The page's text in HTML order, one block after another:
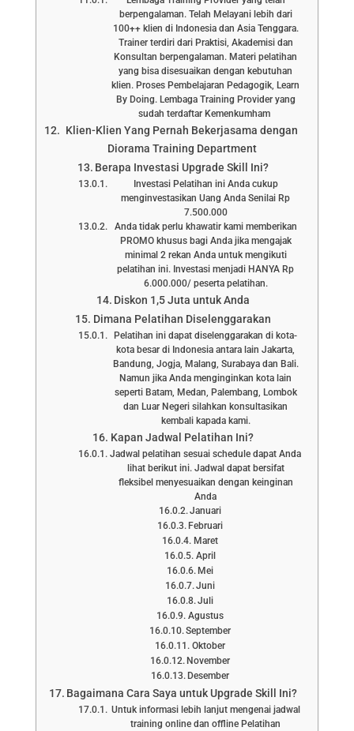
berpengalaman. Telah Melayani lebih dari
100++ klien di Indonesia dan Asia Tenggara.
Trainer terdiri dari Praktisi, Akademisi dan
Konsultan berpengalaman. Materi pelatihan
yang bisa disesuaikan dengan kebutuhan
klien. Proses Pembelajaran Pedagogik, Learn
By Doing. Lembaga Training Provider yang
sudah terdaftar Kemenkumham
Klien-Klien Yang Pernah Bekerjasama dengan
Diorama Training Department
Berapa Investasi Upgrade Skill Ini?
Investasi Pelatihan ini Anda cukup
menginvestasikan Uang Anda Senilai Rp
7.500.000
Anda tidak perlu khawatir kami memberikan
PROMO khusus bagi Anda jika mengajak
minimal 2 rekan Anda untuk mengikuti
pelatihan ini. Investasi menjadi HANYA Rp
6.000.000/ peserta pelatihan.
Diskon 1,5 Juta untuk Anda
Dimana Pelatihan Diselenggarakan
Pelatihan ini dapat diselenggarakan di kota-
kota besar di Indonesia antara lain Jakarta,
Bandung, Jogja, Malang, Surabaya dan Bali.
Namun jika Anda menginginkan kota lain
seperti Batam, Medan, Palembang, Lombok
dan Luar Negeri silahkan konsultasikan
kembali kapada kami.
Kapan Jadwal Pelatihan Ini?
Jadwal pelatihan sesuai schedule dapat Anda
lihat berikut ini. Jadwal dapat bersifat
fleksibel menyesuaikan dengan keinginan
Anda
Januari
Februari
Maret
April
Mei
Juni
Juli
Agustus
September
Oktober
November
Desember
Bagaimana Cara Saya untuk Upgrade Skill Ini?
Untuk informasi lebih lanjut mengenai jadwal
training online dan offline Pelatihan